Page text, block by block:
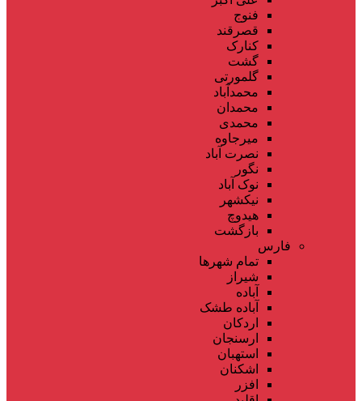
فنوج
قصرقند
کنارک
گشت
گلمورتی
محمدآباد
محمدان
محمدی
میرجاوه
نصرت آباد
نگور
نوک آباد
نیکشهر
هیدوچ
بازگشت
فارس
تمام شهر‌ها
شیراز
آباده
آباده طشک
اردکان
ارسنجان
استهبان
اشکنان
افزر